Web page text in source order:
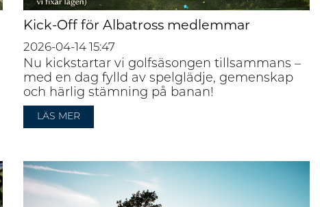
Kick-Off för Albatross medlemmar
2026-04-14 15:47
Nu kickstartar vi golfsäsongen tillsammans –
med en dag fylld av spelglädje, gemenskap
och härlig stämning på banan!
LÄS MER